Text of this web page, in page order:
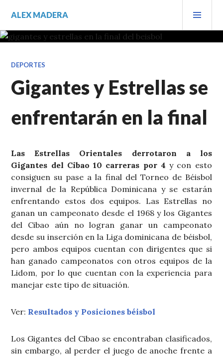
contenido.
ALEX MADERA
DEPORTES
Gigantes y Estrellas se
enfrentarán en la final
Las Estrellas Orientales derrotaron a los
Gigantes del Cibao 10 carreras por 4 y con esto
consiguen su pase a la final del Torneo de Béisbol
invernal de la República Dominicana y se estarán
enfrentando estos dos equipos. Las Estrellas no
ganan un campeonato desde el 1968 y los Gigantes
del Cibao aún no logran ganar un campeonato
desde su inserción en la Liga dominicana de béisbol,
pero ambos equipos cuentan con dirigentes que si
han ganado campeonatos con otros equipos de la
Lidom, por lo que cuentan con la experiencia para
manejar este tipo de situación.
Ver: Resultados y Posiciones béisbol
Los Gigantes del Cibao se encontraban clasificados,
sin embargo, al perder el juego de anoche frente a